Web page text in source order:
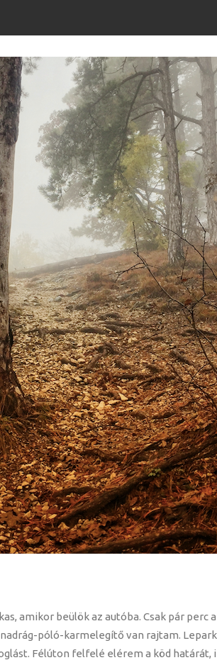
amikor beülök az autóba. Csak pár
póló-karmelegítő van rajtam.
Félúton felfelé elérem a köd